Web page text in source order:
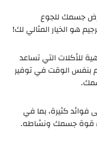
جسمك للجوع
هو الخيار المثالي لك!
للأكلات التي تساعد
بنفس الوقت في توفير
كثيرة، بما في
قوة جسمك ونشاطه.